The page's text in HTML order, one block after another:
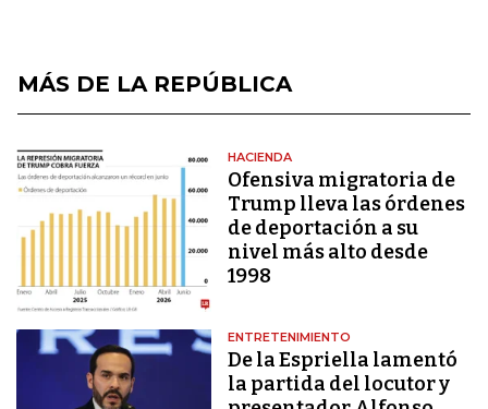
MÁS DE LA REPÚBLICA
HACIENDA
Ofensiva migratoria de
Trump lleva las órdenes
de deportación a su
nivel más alto desde
1998
ENTRETENIMIENTO
De la Espriella lamentó
la partida del locutor y